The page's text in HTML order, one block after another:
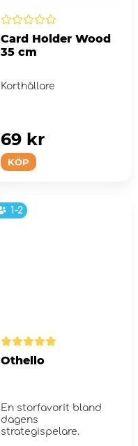
Card Holder Wood
35 cm
Korthållare
KÖP
69 kr
1-2
Othello
En storfavorit bland
dagens
strategispelare.